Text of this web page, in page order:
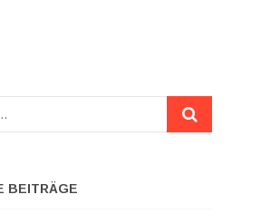
Suchen
BEITRÄGE